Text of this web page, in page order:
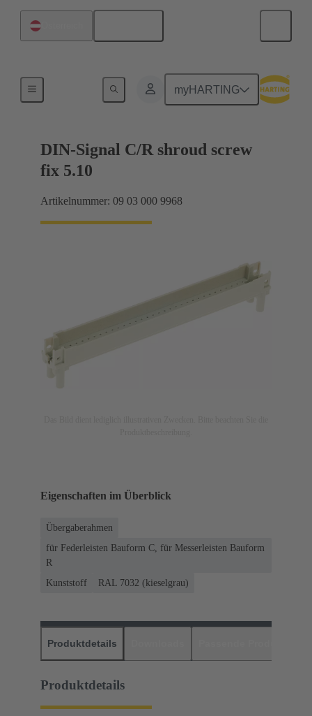
myHARTING
Motherboard-to-Daughtercard Verbindungen
DIN-Signal C/R shroud screw
fix 5.10
Artikelnummer: 09 03 000 9968
Eigenschaften im Überblick
Übergaberahmen
für Federleisten Bauform C, für Messerleisten Bauform
R
Kunststoff
RAL 7032 (kieselgrau)
Produktdetails
Produktdetails